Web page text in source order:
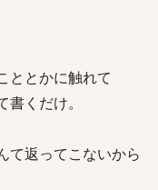
ととかに触れて
くだけ。
て返ってこないから